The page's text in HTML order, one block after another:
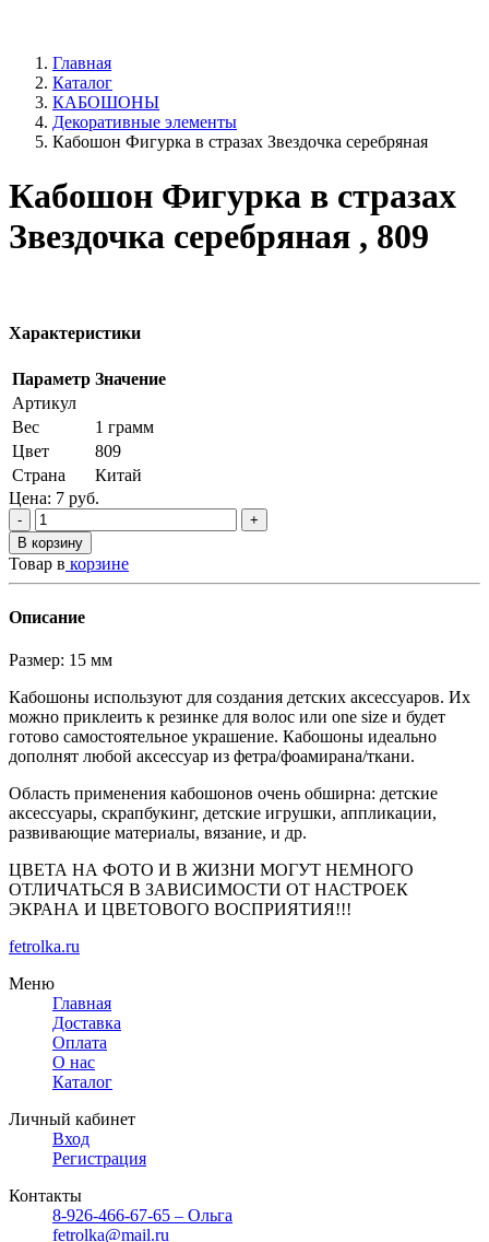
Главная
Каталог
КАБОШОНЫ
Декоративные элементы
Кабошон Фигурка в стразах Звездочка серебряная
Кабошон Фигурка в стразах
Звездочка серебряная , 809
Характеристики
Параметр Значение
Артикул
Вес
1 грамм
Цвет
809
Страна
Китай
Цена: 7 руб.
-
+
В корзину
Товар в корзине
Описание
Размер: 15 мм
Кабошоны используют для создания детских аксессуаров. Их
можно приклеить к резинке для волос или one size и будет
готово самостоятельное украшение. Кабошоны идеально
дополнят любой аксессуар из фетра/фоамирана/ткани.
Область применения кабошонов очень обширна: детские
аксессуары, скрапбукинг, детские игрушки, аппликации,
развивающие материалы, вязание, и др.
ЦВЕТА НА ФОТО И В ЖИЗНИ МОГУТ НЕМНОГО
ОТЛИЧАТЬСЯ В ЗАВИСИМОСТИ ОТ НАСТРОЕК
ЭКРАНА И ЦВЕТОВОГО ВОСПРИЯТИЯ!!!
fetrolka.ru
Меню
Главная
Доставка
Оплата
О нас
Каталог
Личный кабинет
Вход
Регистрация
Контакты
8-926-466-67-65 – Ольга
fetrolka@mail.ru